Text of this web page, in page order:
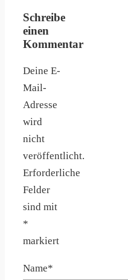
Schreibe
einen
Kommentar
Deine E-
Mail-
Adresse
wird
nicht
veröffentlicht.
Erforderliche
Felder
sind mit
*
markiert
Name*